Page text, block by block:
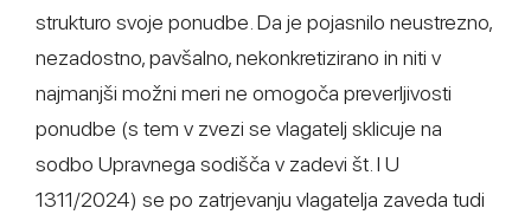
strukturo svoje ponudbe. Da je pojasnilo neustrezno,
nezadostno, pavšalno, nekonkretizirano in niti v
najmanjši možni meri ne omogoča preverljivosti
ponudbe (s tem v zvezi se vlagatelj sklicuje na
sodbo Upravnega sodišča v zadevi št. I U
1311/2024) se po zatrjevanju vlagatelja zaveda tudi